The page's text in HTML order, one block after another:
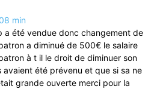
min
a été vendue donc changement de
a diminué de 500€ le salaire
à t il le droit de diminuer son
avaient été prévenu et que si sa ne
grande ouverte merci pour la